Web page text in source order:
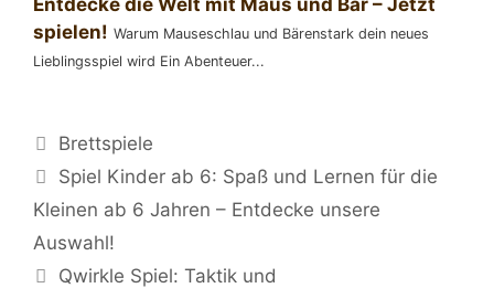
Entdecke die Welt mit Maus und Bär – Jetzt
spielen! Warum Mauseschlau und Bärenstark dein neues
Lieblingsspiel wird Ein Abenteuer...
Kategorien
Brettspiele
Beitrags-
Navigation
Spiel Kinder ab 6: Spaß und Lernen für die
Kleinen ab 6 Jahren – Entdecke unsere
Auswahl!
Qwirkle Spiel: Taktik und